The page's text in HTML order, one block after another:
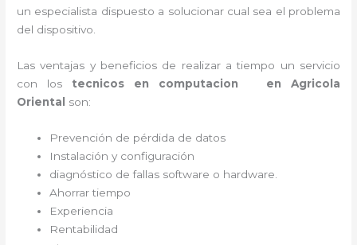
un especialista dispuesto a solucionar cual sea el problema
del dispositivo.
Las ventajas y beneficios de realizar a tiempo un servicio
con los tecnicos en computacion en Agricola
Oriental son:
Prevención de pérdida de datos
Instalación y configuración
diagnóstico de fallas software o hardware
Ahorrar tiempo
Experiencia
Rentabilidad